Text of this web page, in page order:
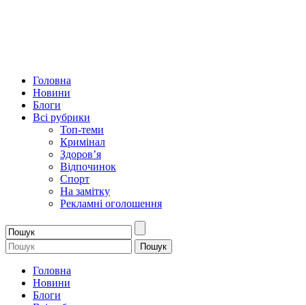
Головна
Новини
Блоги
Всі рубрики
Топ-теми
Кримінал
Здоров’я
Відпочинок
Спорт
На замітку
Рекламні оголошення
Головна
Новини
Блоги